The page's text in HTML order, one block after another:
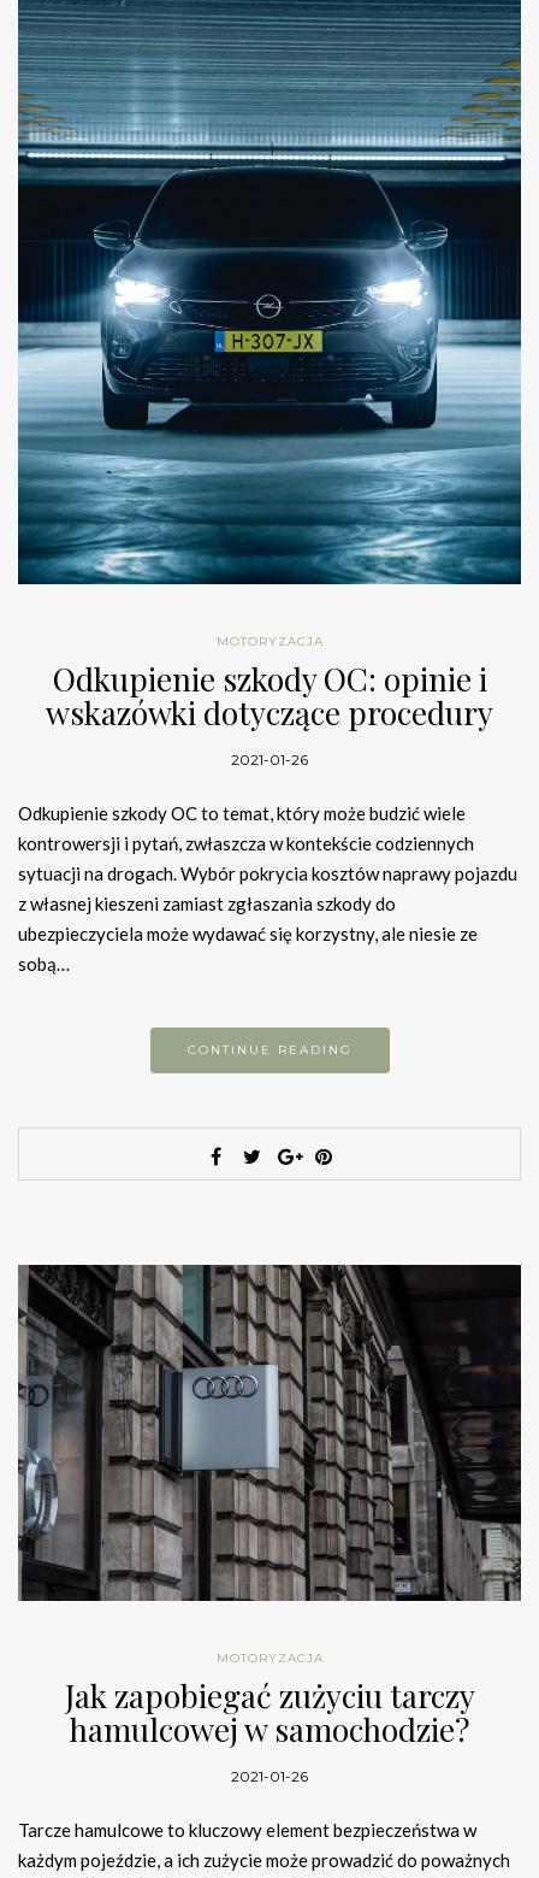
MOTORYZACJA
Odkupienie szkody OC: opinie i
wskazówki dotyczące procedury
2021-01-26
Odkupienie szkody OC to temat, który może budzić wiele
kontrowersji i pytań, zwłaszcza w kontekście codziennych
sytuacji na drogach. Wybór pokrycia kosztów naprawy pojazdu
z własnej kieszeni zamiast zgłaszania szkody do
ubezpieczyciela może wydawać się korzystny, ale niesie ze
sobą…
CONTINUE READING
MOTORYZACJA
Jak zapobiegać zużyciu tarczy
hamulcowej w samochodzie?
2021-01-26
Tarcze hamulcowe to kluczowy element bezpieczeństwa w
każdym pojeździe, a ich zużycie może prowadzić do poważnych